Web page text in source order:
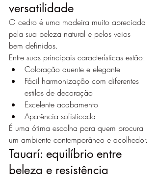
versatilidade
O cedro é uma madeira muito apreciada
pela sua beleza natural e pelos veios
bem definidos.
Entre suas principais características estão:
Coloração quente e elegante
Fácil harmonização com diferentes
estilos de decoração
Excelente acabamento
Aparência sofisticada
É uma ótima escolha para quem procura
um ambiente contemporâneo e acolhedor.
Tauarí: equilíbrio entre
beleza e resistência